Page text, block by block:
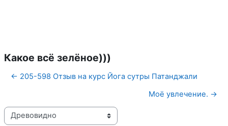
Какое всё зелёное)))
← 205-598 Отзыв на курс Йога сутры Патанджали
Моё увлечение. →
Режим отображения